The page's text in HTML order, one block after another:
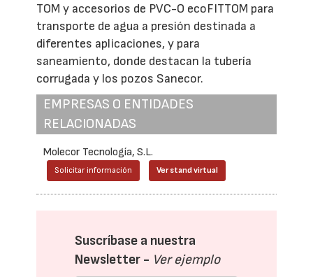
TOM y accesorios de PVC-O ecoFITTOM para
transporte de agua a presión destinada a
diferentes aplicaciones, y para
saneamiento, donde destacan la tubería
corrugada y los pozos Sanecor.
EMPRESAS O ENTIDADES
RELACIONADAS
Molecor Tecnología, S.L.
Solicitar información Ver stand virtual
Suscríbase a nuestra
Newsletter - Ver ejemplo